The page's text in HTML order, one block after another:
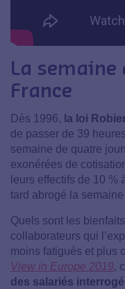
La semaine
France
Dès 1996, la loi
de passer de 39
semaine de quatre
exonérées de
leurs effectifs de 10 %
tard abrogé la
Quels sont les
collaborateurs qui
moins fatigués et plus
View in Europe 2019,
des salariés